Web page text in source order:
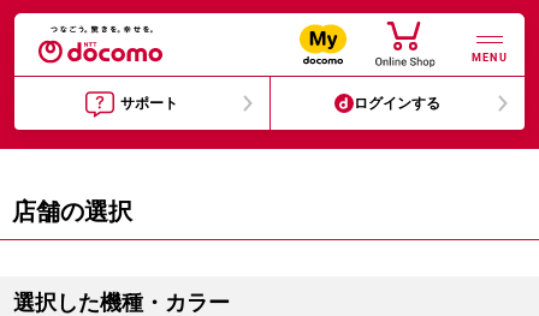
MENU
サポート ログインする
店舗の選択
選択した機種・カラー